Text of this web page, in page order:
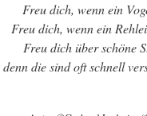
Freu dich, wenn ein
Freu dich, wenn ein
Freu dich über schöne
denn die sind oft schnell